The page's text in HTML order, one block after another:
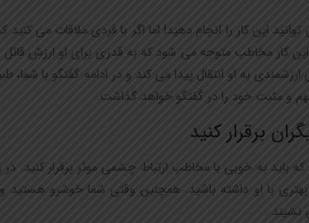
این کار را انجام دهید! اما اگر با فردی ملاقات می کنید
این کار مخاطب متوجه می شود که به قدری برای او ارزش
به او انتقال پیدا می کند و در ادامه گفتگو با
و مثبت خود را در گفتگو خواهد گذاشت.
که باید به خوبی با مخاطب ارتباط چشمی موثر برقرار
بهتری با او داشته باشید. همچنین وقتی شما خوشرو
.